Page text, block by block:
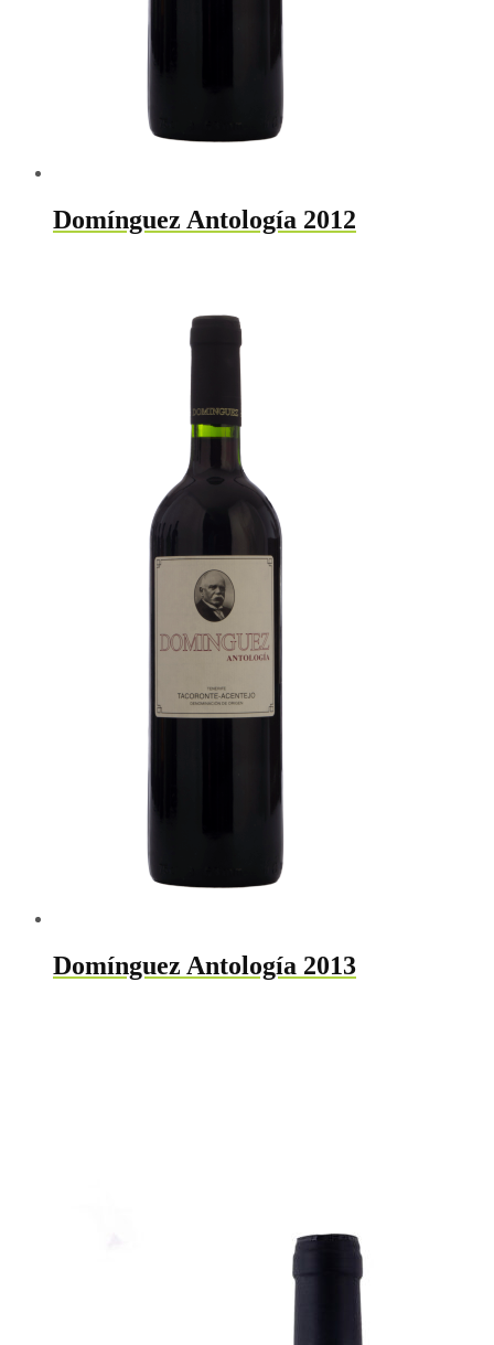
Domínguez Antología 2012
Domínguez Antología 2013